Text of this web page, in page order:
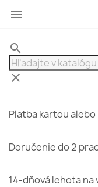

search
clear
Platba kartou
Doručenie do 2
14-dňová lehota